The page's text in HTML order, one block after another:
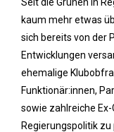
kaum mehr etwas
sich bereits von der
Entwicklungen
ehemalige
Funktionär:innen,
sowie zahlreiche
Regierungspolitik